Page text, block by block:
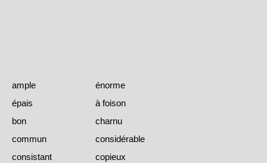
ample
énorme
épais
à foison
bon
charnu
commun
considérable
consistant
copieux